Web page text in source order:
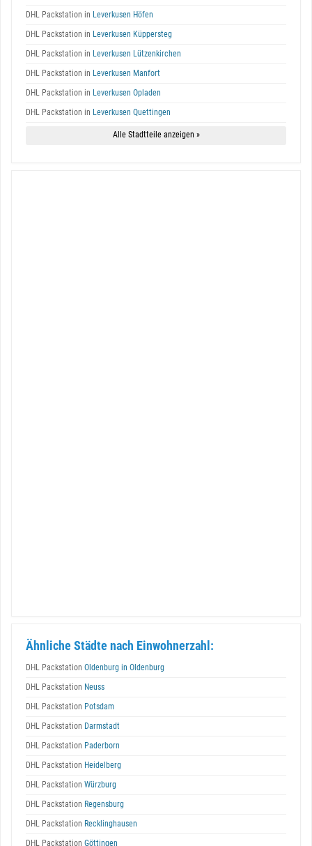
DHL Packstation in Leverkusen Höfen
DHL Packstation in Leverkusen Küppersteg
DHL Packstation in Leverkusen Lützenkirchen
DHL Packstation in Leverkusen Manfort
DHL Packstation in Leverkusen Opladen
DHL Packstation in Leverkusen Quettingen
Alle Stadtteile anzeigen »
Ähnliche Städte nach Einwohnerzahl:
DHL Packstation Oldenburg in Oldenburg
DHL Packstation Neuss
DHL Packstation Potsdam
DHL Packstation Darmstadt
DHL Packstation Paderborn
DHL Packstation Heidelberg
DHL Packstation Würzburg
DHL Packstation Regensburg
DHL Packstation Recklinghausen
DHL Packstation Göttingen